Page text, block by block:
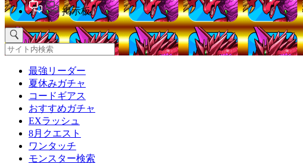
掲示板
最強リーダー
夏休みガチャ
コードギアス
おすすめガチャ
EXラッシュ
8月クエスト
ワンタッチ
モンスター検索